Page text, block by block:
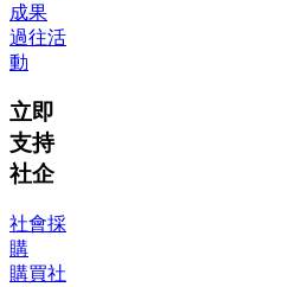
成果
過往活
動
立即
支持
社企
社會採
購
購買社